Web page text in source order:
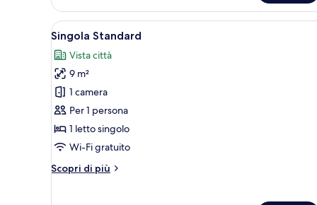
Superior,
vista
mare
Apri
tutte
le
foto
per
Singola
Standard
Una camera d'albergo con
5
Singola Standard
Vista città
9 m²
1 camera
Per 1 persona
1 letto singolo
Wi-Fi gratuito
Scopri di più
Altri